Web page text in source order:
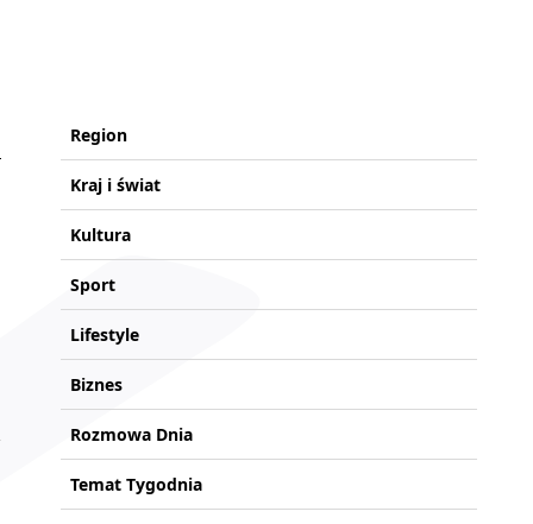
Region
Kraj i świat
Kultura
Sport
Lifestyle
Biznes
Rozmowa Dnia
Temat Tygodnia